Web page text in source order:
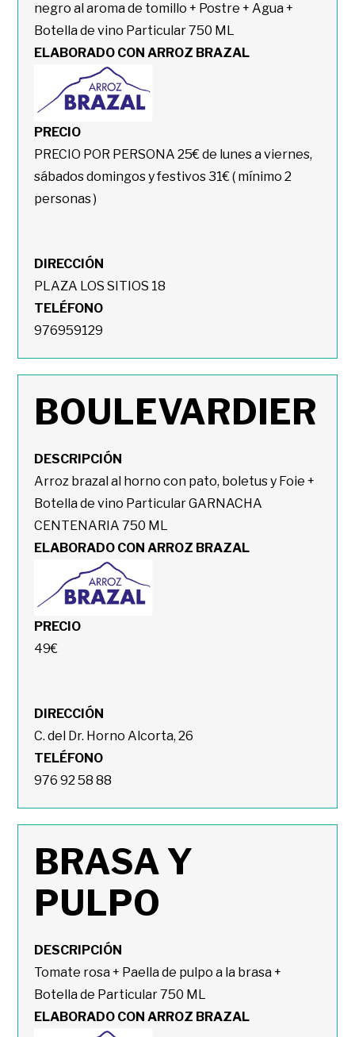
negro al aroma de tomillo + Postre + Agua +
Botella de vino Particular 750 ML
ELABORADO CON ARROZ BRAZAL
PRECIO
PRECIO POR PERSONA 25€ de lunes a viernes,
sábados domingos y festivos 31€ ( mínimo 2
personas )
DIRECCIÓN
PLAZA LOS SITIOS 18
TELÉFONO
976959129
BOULEVARDIER
DESCRIPCIÓN
Arroz brazal al horno con pato, boletus y Foie +
Botella de vino Particular GARNACHA
CENTENARIA 750 ML
ELABORADO CON ARROZ BRAZAL
PRECIO
49€
DIRECCIÓN
C. del Dr. Horno Alcorta, 26
TELÉFONO
976 92 58 88
BRASA Y
PULPO
DESCRIPCIÓN
Tomate rosa + Paella de pulpo a la brasa +
Botella de Particular 750 ML
ELABORADO CON ARROZ BRAZAL